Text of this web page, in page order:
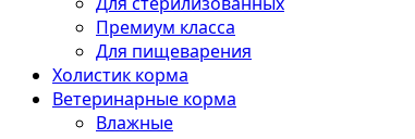
Премиум класса
Для пищеварения
Холистик корма
Ветеринарные корма
Влажные